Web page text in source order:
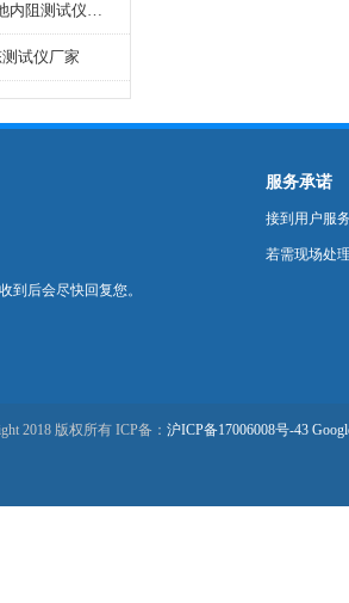
HDGC3915手持式蓄电池内阻测试仪厂家
试仪厂家
到后会尽快回复您。
服务承诺
接到用户服
若需现场处
2018 版权所有 ICP备： 沪ICP备17006008号-43